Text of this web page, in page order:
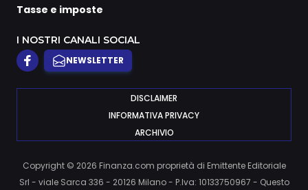
Tasse e imposte
I NOSTRI CANALI SOCIAL
NEWSLETTER
DISCLAIMER
INFORMATIVA PRIVACY
ARCHIVIO
Copyright © 2026 Finanza.com proprietà di Emittente Editoriale
Srl - viale Sarca 336 - 20126 Milano - P.Iva: 10133750967 - Questo